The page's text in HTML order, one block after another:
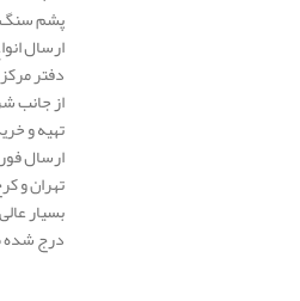
پشم سنگ
ارسال
دفتر
از جانب
تهیه و
ارسال
تهران و
بسیار
درج شده